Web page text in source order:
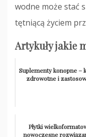
wodne może stać
tętniącą życiem
Artykuły jakie
Suplementy konopne –
zdrowotne i
Płytki
nowoczesne